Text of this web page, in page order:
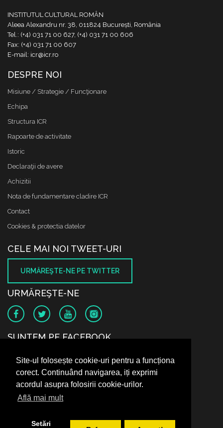
Site-ul folosește cookie-uri pentru a funcționa
corect. Continuând navigarea, iți exprimi
acordul asupra folosirii cookie-urilor.
Află mai mult
Setări
INSTITUTUL CULTURAL ROMÂN
Aleea Alexandru nr. 38, 011824 București, România
Tel.: (+4) 031 71 00 627, (+4) 031 71 00 606
Fax: (+4) 031 71 00 607
E-mail: icr@icr.ro
DESPRE NOI
Misiune / Strategie / Funcţionare
Echipa
Structura ICR
Rapoarte de activitate
Istoric
Declaraţii de avere
Achizitii
Nota de fundamentare cladire ICR
Contact
Cookies & protectia datelor
CELE MAI NOI TWEET-URI
URMĂREŞTE-NE PE TWITTER
URMĂREŞTE-NE
SUNTEM PE FACEBOOK